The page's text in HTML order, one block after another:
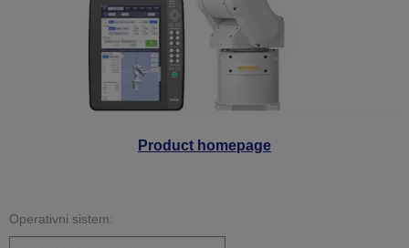
Product homepage
Operativni sistem: